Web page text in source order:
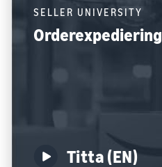
SELLER UNIVERSITY
Orderexpediering
Titta (EN)